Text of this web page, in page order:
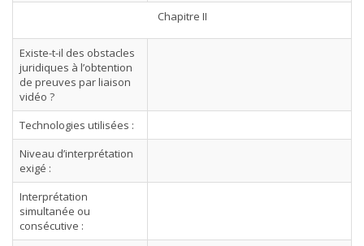
Chapitre II
Existe-t-il des obstacles
juridiques à l’obtention
de preuves par liaison
vidéo ?
Technologies utilisées :
Niveau d’interprétation
exigé :
Interprétation
simultanée ou
consécutive :